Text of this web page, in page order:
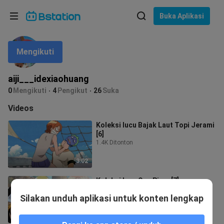
Buka Aplikasi
aiji___idexiaohuang
0 Mengikuti 4 Pengikut 26Suka
Mengikuti
Videos
3:02
Koleksi lucu Bajak Laut Topi Jerami
[6]
1.4K Ditonton
3:12
Koleksi lucu One Piece[7]
Bahasa: Bahasa Indonesia
Pilih bahasa
English
ภาษาไทย
Tiếng Việt
Bahasa Melayu
Silakan unduh aplikasi untuk konten lengkap